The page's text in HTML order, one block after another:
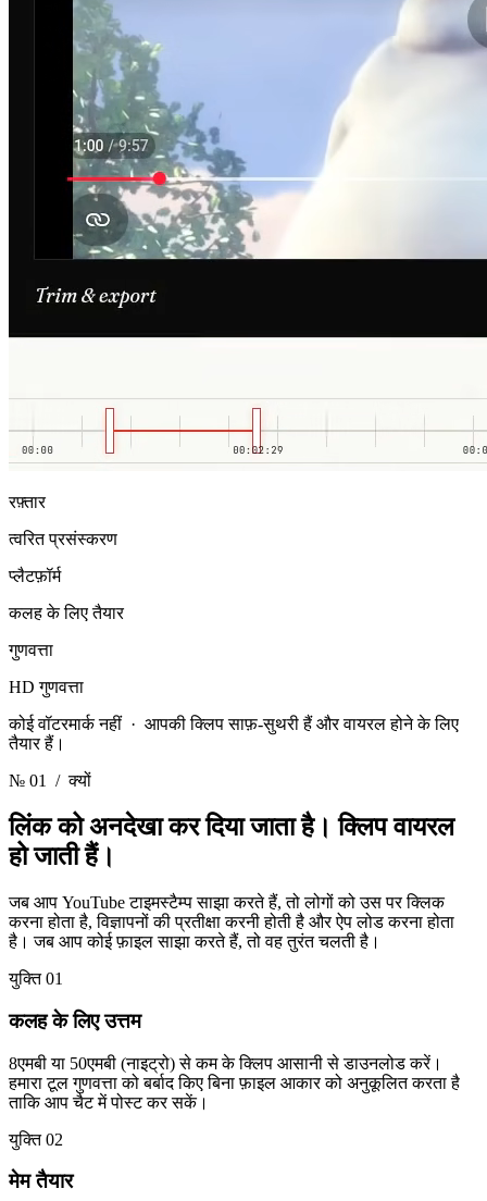
रफ़्तार
त्वरित प्रसंस्करण
प्लैटफ़ॉर्म
कलह के लिए तैयार
गुणवत्ता
HD गुणवत्ता
कोई वॉटरमार्क नहीं · आपकी क्लिप साफ़-सुथरी हैं और वायरल होने के लिए
तैयार हैं।
№ 01
/ क्यों
लिंक को अनदेखा कर दिया जाता है।क्लिप वायरल
हो जाती हैं।
जब आप YouTube टाइमस्टैम्प साझा करते हैं, तो लोगों को उस पर क्लिक
करना होता है, विज्ञापनों की प्रतीक्षा करनी होती है और ऐप लोड करना होता
है। जब आप कोई फ़ाइल साझा करते हैं, तो वह तुरंत चलती है।
युक्ति 01
कलह के लिए उत्तम
8एमबी या 50एमबी (नाइट्रो) से कम के क्लिप आसानी से डाउनलोड करें।
हमारा टूल गुणवत्ता को बर्बाद किए बिना फ़ाइल आकार को अनुकूलित करता है
ताकि आप चैट में पोस्ट कर सकें।
युक्ति 02
मेम तैयार